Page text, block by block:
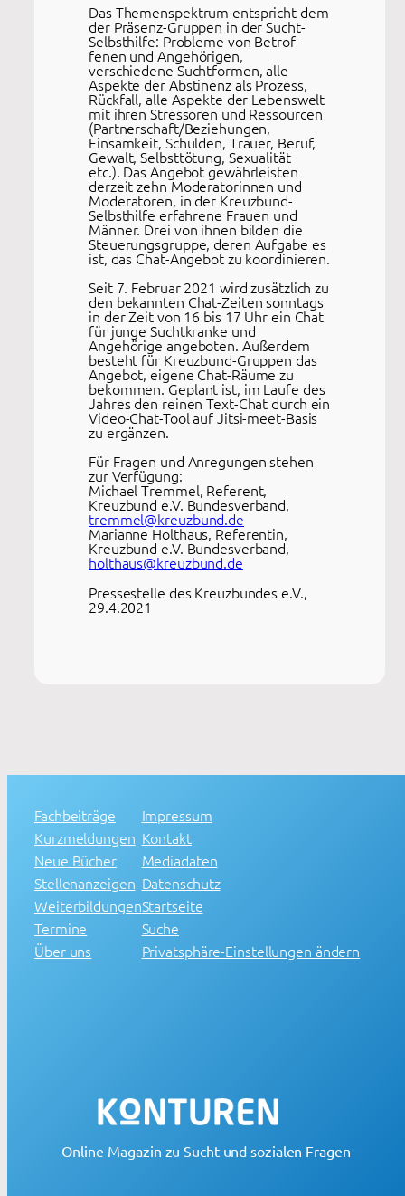
Das Themenspektrum entspricht dem
der Präsenz-Gruppen in der Sucht-
Selbsthilfe: Probleme von Betrof­
fenen und Angehörigen,
verschiedene Suchtformen, alle
Aspekte der Abstinenz als Prozess,
Rückfall, alle Aspekte der Lebenswelt
mit ihren Stressoren und Ressourcen
(Partnerschaft/Beziehungen,
Einsamkeit, Schulden, Trauer, Beruf,
Gewalt, Selbsttötung, Sexualität
etc.). Das Angebot gewährleisten
derzeit zehn Moderatorinnen und
Moderatoren, in der Kreuz­bund-
Selbsthilfe erfahrene Frauen und
Männer. Drei von ihnen bilden die
Steuerungsgruppe, deren Aufgabe es
ist, das Chat-Angebot zu koordinieren.
Seit 7. Februar 2021 wird zusätzlich zu
den bekannten Chat-Zeiten sonntags
in der Zeit von 16 bis 17 Uhr ein Chat
für junge Suchtkranke und
Angehörige angeboten. Außerdem
besteht für Kreuzbund-Gruppen das
Angebot, eigene Chat-Räume zu
bekommen. Geplant ist, im Laufe des
Jahres den reinen Text-Chat durch ein
Video-Chat-Tool auf Jitsi-meet-Basis
zu ergänzen.
Für Fragen und Anregungen stehen
zur Verfügung:
Michael Tremmel, Referent,
Kreuzbund e.V. Bundesverband,
tremmel@kreuzbund.de
Marianne Holthaus, Referentin,
Kreuzbund e.V. Bundesverband,
holthaus@kreuzbund.de
Pressestelle des Kreuzbundes e.V.,
29.4.2021
Fachbeiträge
Kurzmeldungen
Neue Bücher
Stellenanzeigen
Weiterbildungen
Termine
Über uns
Impressum
Kontakt
Mediadaten
Datenschutz
Startseite
Suche
Privatsphäre-Einstellungen ändern
Online-Magazin zu Sucht und sozialen Fragen